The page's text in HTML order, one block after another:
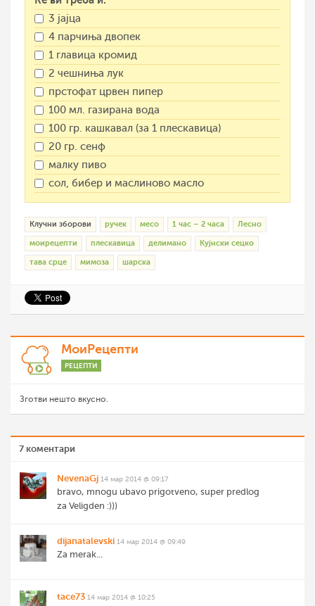
3 јајца
4 парчиња двопек
1 главица кромид
2 чешниња лук
прстофат црвен пипер
100 мл. газирана вода
100 гр. кашкавал (за 1 плескавица)
20 гр. сенф
малку пиво
сол, бибер и маслиново масло
Клучни зборови ручек месо 1 час – 2 часа Лесно
моирецепти плескавица делимано Кујнски сецко
тава срце мимоза шарска
МоиРецепти
РЕЦЕПТИ
Зготви нешто вкусно.
7 коментари
NevenaGj 14 мар 2014 @ 09:17
bravo, mnogu ubavo prigotveno, super predlog
za Veligden :)))
dijanatalevski 14 мар 2014 @ 09:49
Za merak...
tace73 14 мар 2014 @ 10:25